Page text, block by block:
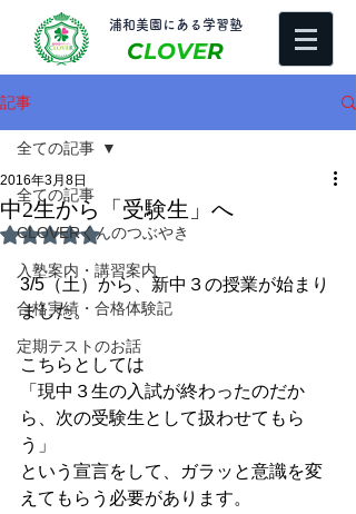
​浦和美園にある学習塾
CLOVER
記事
全ての記事
CLOVERくんのつぶやき
入塾案内・講習案内
合格実績・合格体験記
定期テストのお話
全ての記事
中2生から「受験生」へ
2016年3月8日
5つ星のうちNaNと評価されています。
3/5（土）から、新中３の授業が始まり
ました。
こちらとしては
「現中３生の入試が終わったのだか
ら、次の受験生として扱わせてもら
う」
という宣言をして、ガラッと意識を変
えてもらう必要があります。